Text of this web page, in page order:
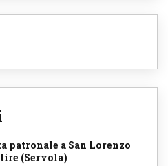
patronale a San Lorenzo
(Servola)